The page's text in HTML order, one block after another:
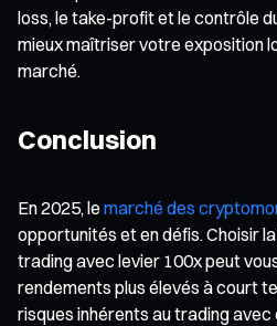
loss, le take-profit et le contrôle
mieux maîtriser votre exposition
marché.
Conclusion
En 2025, le marché des
opportunités et en défis. Choisir
trading avec levier 100x peut
rendements plus élevés à court
risques inhérents au trading